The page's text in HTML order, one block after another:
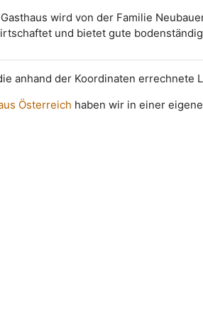
wird von der Familie
und bietet gute
anhand der Koordinaten errechnete
Österreich haben wir in einer